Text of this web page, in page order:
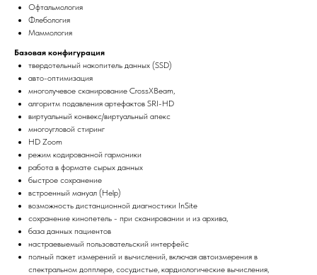
Офтальмология
Флебология
Маммология
Базовая конфигурация
твердотельный накопитель данных (SSD)
авто-оптимизация
многолучевое сканирование CrossXBeam,
алгоритм подавления артефактов SRI-HD
виртуальный конвекс/виртуальный апекс
многоугловой стиринг
HD Zoom
режим кодированной гармоники
работа в формате сырых данных
быстрое сохранение
вcтроенный мануал (Help)
возможность дистанционной диагностики InSite
сохранение кинопетель - при сканировании и из архива,
база данных пациентов
настраевыемый пользовательский интерфейс
полный пакет измерений и вычислений, включая автоизмерения в
спектральном допплере, сосудистые, кардиологические вычисления,